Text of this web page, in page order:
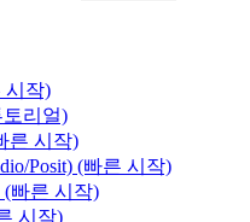
시작)
토리얼)
른 시작)
Posit) (빠른 시작)
(빠른 시작)
시작)